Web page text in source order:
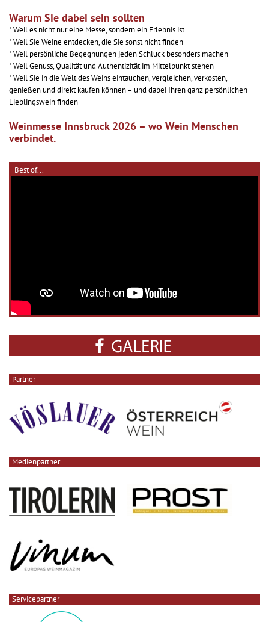
Warum Sie dabei sein sollten
* Weil es nicht nur eine Messe, sondern ein Erlebnis ist
* Weil Sie Weine entdecken, die Sie sonst nicht finden
* Weil persönliche Begegnungen jeden Schluck besonders machen
* Weil Genuss, Qualität und Authentizität im Mittelpunkt stehen
* Weil Sie in die Welt des Weins eintauchen, vergleichen, verkosten,
genießen und direkt kaufen können – und dabei Ihren ganz persönlichen
Lieblingswein finden
Weinmesse Innsbruck 2026 – wo Wein Menschen
verbindet.
Best of...
Partner
Medienpartner
Servicepartner